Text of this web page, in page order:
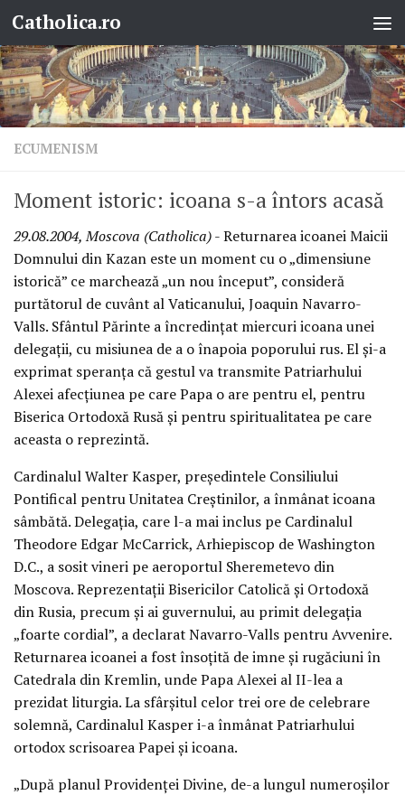
Skip to content
Catholica.ro
ECUMENISM
Moment istoric: icoana s-a întors acasă
29.08.2004, Moscova (Catholica)- Returnarea icoanei Maicii
Domnului din Kazan este un moment cu o „dimensiune
istorică” ce marchează „un nou început”, consideră
purtătorul de cuvânt al Vaticanului, Joaquin Navarro-
Valls. Sfântul Părinte a încredinţat miercuri icoana unei
delegaţii, cu misiunea de a o înapoia poporului rus. El şi-a
exprimat speranţa că gestul va transmite Patriarhului
Alexei afecţiunea pe care Papa o are pentru el, pentru
Biserica Ortodoxă Rusă şi pentru spiritualitatea pe care
aceasta o reprezintă.
Cardinalul Walter Kasper, preşedintele Consiliului
Pontifical pentru Unitatea Creştinilor, a înmânat icoana
sâmbătă. Delegaţia, care l-a mai inclus pe Cardinalul
Theodore Edgar McCarrick, Arhiepiscop de Washington
D.C., a sosit vineri pe aeroportul Sheremetevo din
Moscova. Reprezentaţii Bisericilor Catolică şi Ortodoxă
din Rusia, precum şi ai guvernului, au primit delegaţia
„foarte cordial”, a declarat Navarro-Valls pentru Avvenire.
Returnarea icoanei a fost însoţită de imne şi rugăciuni în
Catedrala din Kremlin, unde Papa Alexei al II-lea a
prezidat liturgia. La sfârşitul celor trei ore de celebrare
solemnă, Cardinalul Kasper i-a înmânat Patriarhului
ortodox scrisoarea Papei şi icoana.
„După planul Providenţei Divine, de-a lungul numeroşilor